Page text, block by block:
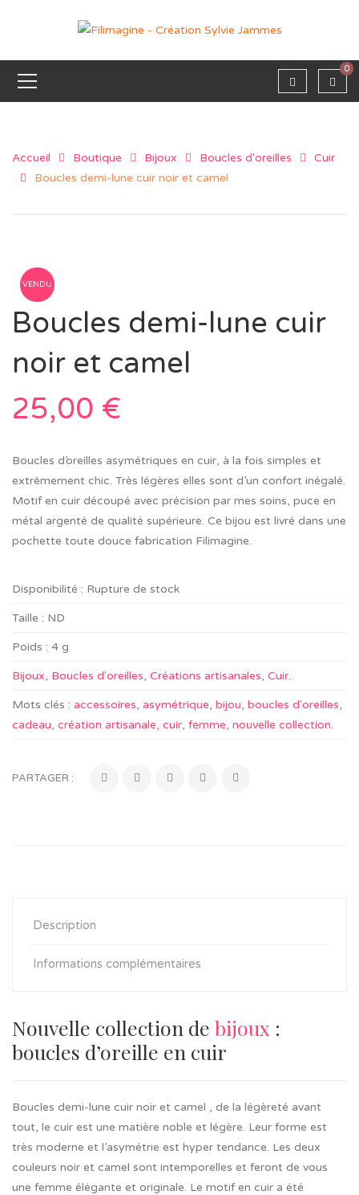
0
Accueil Boutique Bijoux Boucles d'oreilles
Cuir
Boucles demi-lune cuir noir et camel
VENDU
Boucles demi-lune cuir
noir et camel
25,00 €
Boucles d’oreilles asymétriques en cuir, à la fois simples et
extrêmement chic. Très légères elles sont d’un confort inégalé.
Motif en cuir découpé avec précision par mes soins, puce en
métal argenté de qualité supérieure. Ce bijou est livré dans une
pochette toute douce fabrication Filimagine.
Disponibilité : Rupture de stock
Taille : ND
Poids : 4 g
Bijoux, Boucles d'oreilles, Créations artisanales, Cuir.
Mots clés : accessoires, asymétrique, bijou, boucles d'oreilles,
cadeau, création artisanale, cuir, femme, nouvelle collection.
PARTAGER :
Description
Informations complémentaires
Nouvelle collection de bijoux :
boucles d’oreille en cuir
Boucles demi-lune cuir noir et camel , de la légèreté avant
tout, le cuir est une matière noble et légère. Leur forme est
très moderne et l’asymétrie est hyper tendance. Les deux
couleurs noir et camel sont intemporelles et feront de vous
une femme élégante et originale. Le motif en cuir a été